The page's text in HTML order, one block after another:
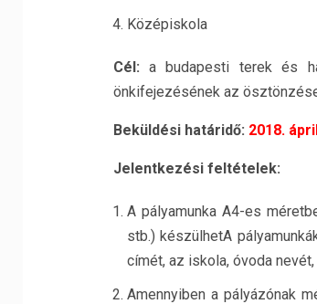
Középiskola
Cél: a budapesti terek és
önkifejezésének az
Beküldési határidő: 2018.
Jelentkezési feltételek:
A pályamunka A4-es
stb.) készülhetA
címét, az iskola, óvoda
Amennyiben a pályázónak